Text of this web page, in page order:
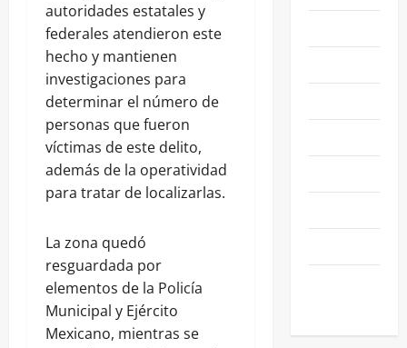
autoridades estatales y
federales atendieron este
hecho y mantienen
investigaciones para
determinar el número de
personas que fueron
víctimas de este delito,
además de la operatividad
para tratar de localizarlas.
La zona quedó
resguardada por
elementos de la Policía
Municipal y Ejército
Mexicano, mientras se